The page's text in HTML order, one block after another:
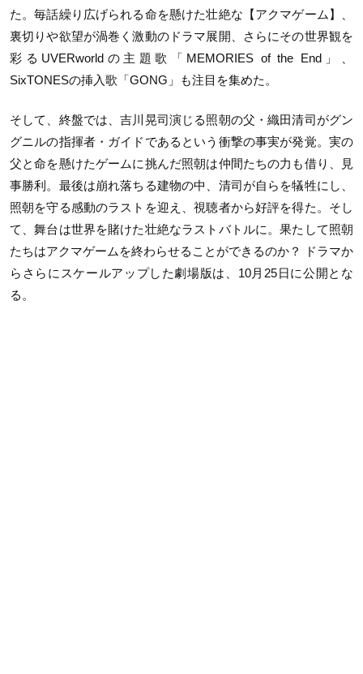
た。毎話繰り広げられる命を懸けた壮絶な【アクマゲーム】、
裏切りや欲望が渦巻く激動のドラマ展開、さらにその世界観を
彩るUVERworldの主題歌「MEMORIES of the End」、
SixTONESの挿入歌「GONG」も注目を集めた。
そして、終盤では、吉川晃司演じる照朝の父・織田清司がグン
グニルの指揮者・ガイドであるという衝撃の事実が発覚。実の
父と命を懸けたゲームに挑んだ照朝は仲間たちの力も借り、見
事勝利。最後は崩れ落ちる建物の中、清司が自らを犠牲にし、
照朝を守る感動のラストを迎え、視聴者から好評を得た。そし
て、舞台は世界を賭けた壮絶なラストバトルに。果たして照朝
たちはアクマゲームを終わらせることができるのか？ ドラマか
らさらにスケールアップした劇場版は、10月25日に公開とな
る。